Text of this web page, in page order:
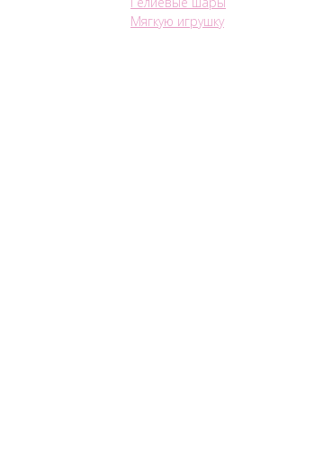
Мягкую игрушку